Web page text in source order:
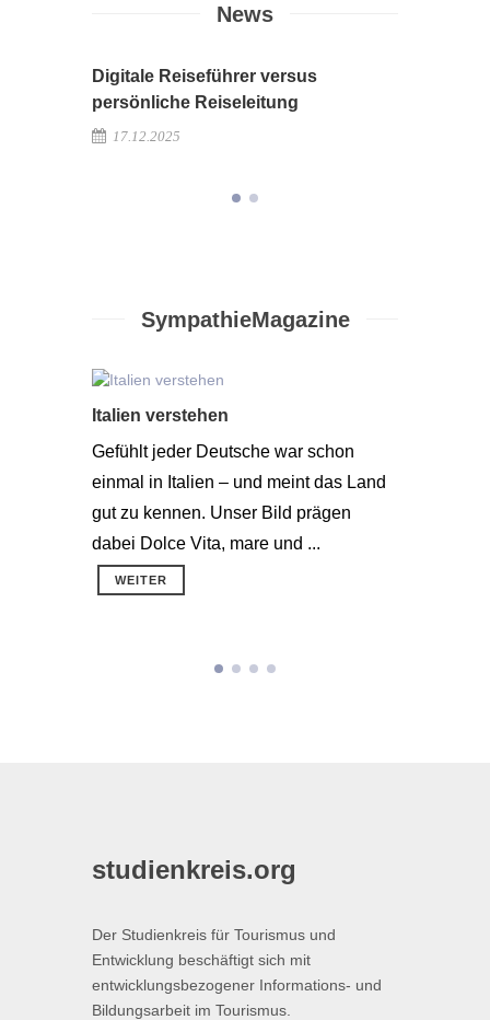
News
Digitale Reiseführer versus
persönliche Reiseleitung
17.12.2025
SympathieMagazine
Italien verstehen
Gefühlt jeder Deutsche war schon
einmal in Italien – und meint das Land
gut zu kennen. Unser Bild prägen
dabei Dolce Vita, mare und ...
WEITER
studienkreis.org
Der Studienkreis für Tourismus und
Entwicklung beschäftigt sich mit
entwicklungsbezogener Informations- und
Bildungsarbeit im Tourismus.